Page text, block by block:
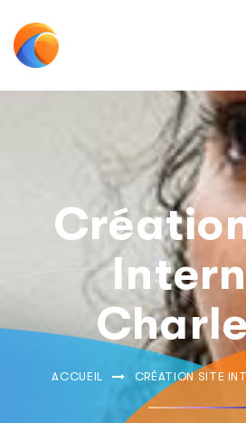
ACCUEIL CRÉATION SITE